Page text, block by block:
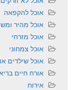
אוכל להקפאה
אוכל מהיר
אוכל מזרחי
אוכל צמחוני
אוכל שילדים
אורח חיים
אירוח